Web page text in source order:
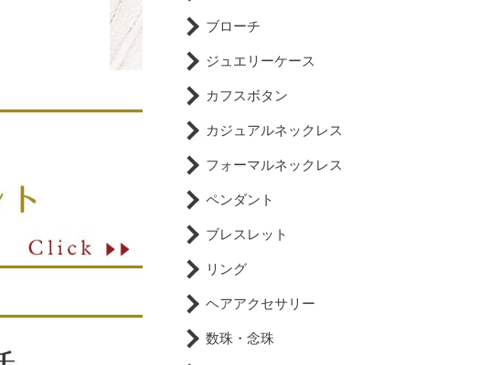
ブローチ
ジュエリーケース
カフスボタン
カジュアルネックレス
フォーマルネックレス
ペンダント
ブレスレット
リング
ヘアアクセサリー
数珠・念珠